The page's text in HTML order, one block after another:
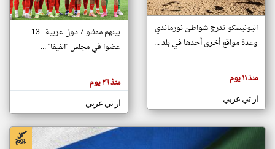
تغيير الدولة
اخبار جزر القمر على مدار الساعة
أهم اخبار جزر القمر العاجلة والمباشرة
هنا عن
وجهة
كاتبيها.
اليونيسكو تدرج شواطئ نورماندي
وعدة مواقع أخرى أحدها في بلد ...
منذ ١١ يوم
ار تي عربي
بينهم ممثلو 7 دول عربية.. 13
عضوا في مجلس "الفيفا" ...
منذ ٢٦ يوم
ار تي عربي
klyoum.com